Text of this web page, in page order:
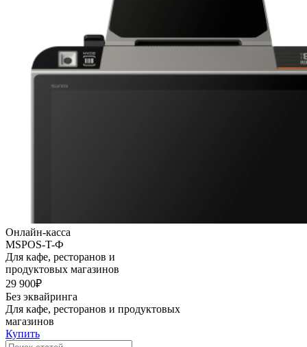
Онлайн-касса
MSPOS-T-Ф
Для кафе, ресторанов и
продуктовых магазинов
29 900₽
Без эквайринга
Для кафе, ресторанов и продуктовых
магазинов
Купить